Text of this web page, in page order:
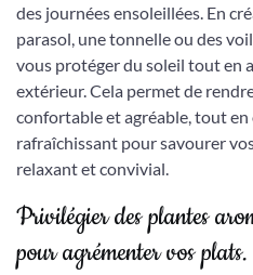
des journées ensoleillées. En
parasol, une tonnelle ou des
vous protéger du soleil tout en
extérieur. Cela permet de
confortable et agréable, tout
rafraîchissant pour savourer
relaxant et convivial.
Privilégier des plantes
pour agrémenter vos plats.